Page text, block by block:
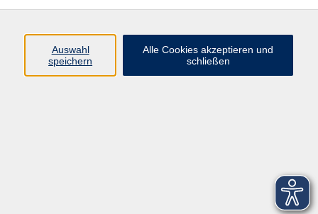
Über unsAuswahl
speichern
Alle Cookies akzeptieren und
schließen